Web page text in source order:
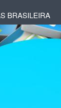
BRASILEIRA